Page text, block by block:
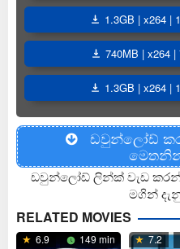
1.3GB | x264 |
740MB | x264
1.3GB | x264 |
ඩවුන්ලෝඩ්
ඩවුන්ලෝඩ් ලින්ක් වැඩ
මගින්
RELATED MOVIES
6.9 149 min 7.2